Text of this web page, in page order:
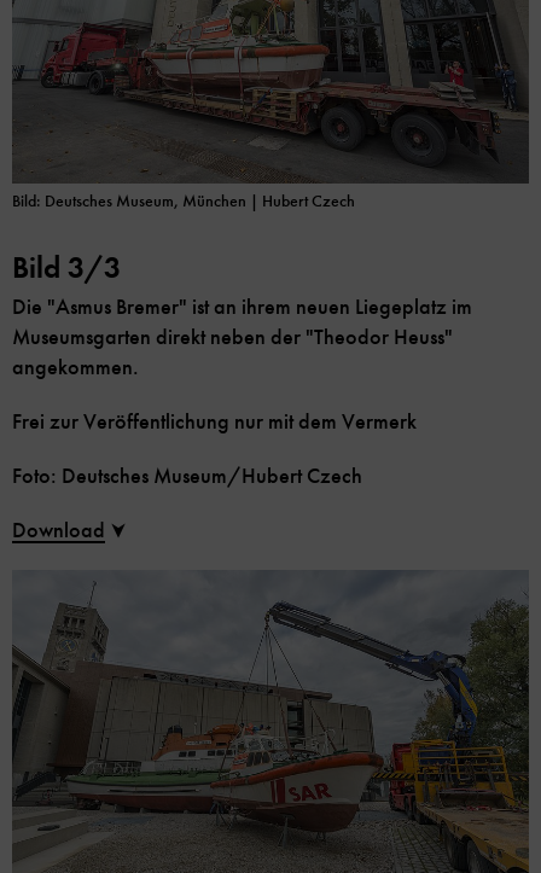
Bild: Deutsches Museum, München | Hubert Czech
Bild 3/3
Die "Asmus Bremer" ist an ihrem neuen Liegeplatz im
Museumsgarten direkt neben der "Theodor Heuss"
angekommen.
Frei zur Veröffentlichung nur mit dem Vermerk
Foto: Deutsches Museum/Hubert Czech
Download